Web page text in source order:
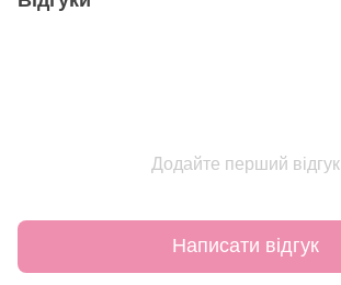
Додайте перший відгук
Написати відгук